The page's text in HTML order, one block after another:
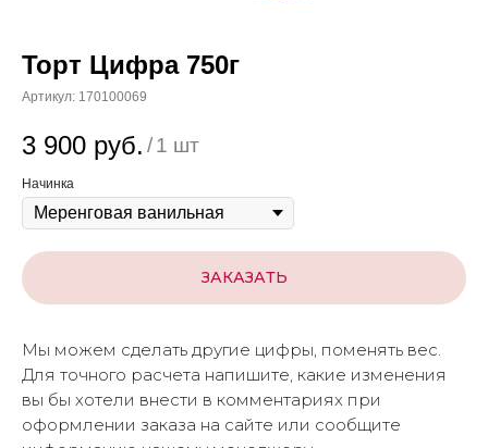
Торт Цифра 750г
Артикул: 170100069
3 900 руб. /1 шт
Начинка
ЗАКАЗАТЬ
Мы можем сделать другие цифры, поменять вес.
Для точного расчета напишите, какие изменения
вы бы хотели внести в комментариях при
оформлении заказа на сайте или сообщите